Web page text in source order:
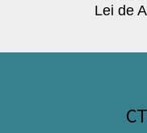
Lei de